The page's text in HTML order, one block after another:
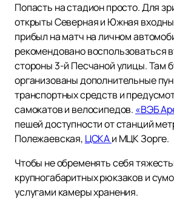
Попасть на стадион просто. Для
открыты Северная и Южная
прибыл на матч на личном
рекомендовано воспользоваться
стороны 3-й Песчаной улицы. Там
организованы дополнительные
транспортных средств и
самокатов и велосипедов. «ВЭБ
пешей доступности от станций
Полежаевская, ЦСКАи МЦК Зорге.
Чтобы не обременять себя
крупногабаритных рюкзаков и
услугами камеры хранения.